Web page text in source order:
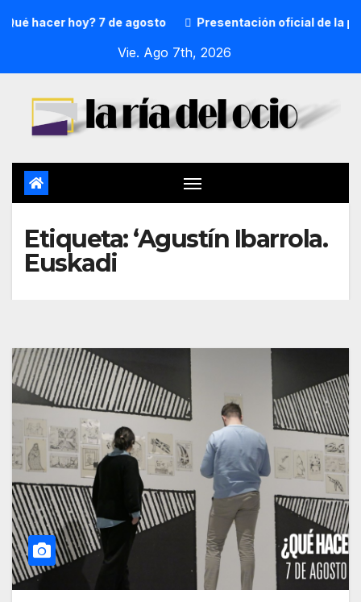
hacer hoy? 7 de agosto Presentación oficial de la
Vie. Ago 7th, 2026
Etiqueta:‘Agustín Ibarrola.
Euskadi